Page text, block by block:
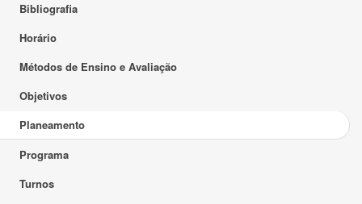
Bibliografia
Horário
Métodos de Ensino e Avaliação
Objetivos
Planeamento
Programa
Turnos